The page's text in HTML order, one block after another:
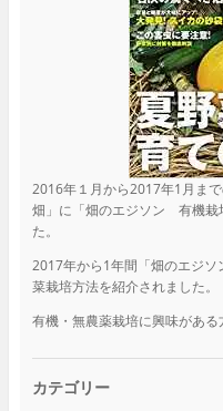
2016年１月から2017年1月ま
畑」に「畑のエジソン 有機栽
た。
2017年から1年間「畑のエジ
菜栽培方法を紹介されました。
有機・無農薬栽培に興味がある
カテゴリー